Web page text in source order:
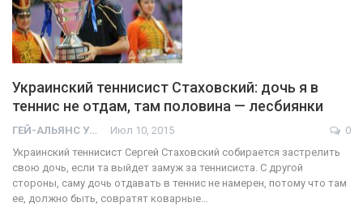
Украинский теннисист Стаховский: дочь я в
теннис не отдам, там половина — лесбиянки
ГЕЙ-АЛЬЯНС УКРАИНА Июл 10, 2015
0
Украинский теннисист Сергей Стаховский собирается застрелить
свою дочь, если та выйдет замуж за теннисиста. С другой
стороны, саму дочь отдавать в теннис не намерен, потому что там
ее, должно быть, совратят коварные…